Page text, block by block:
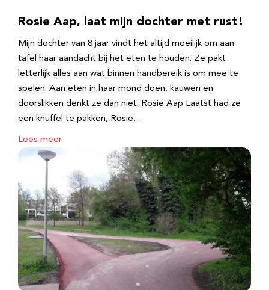
Rosie Aap, laat mijn dochter met rust!
Mijn dochter van 8 jaar vindt het altijd moeilijk om aan
tafel haar aandacht bij het eten te houden. Ze pakt
letterlijk alles aan wat binnen handbereik is om mee te
spelen. Aan eten in haar mond doen, kauwen en
doorslikken denkt ze dan niet. Rosie Aap Laatst had ze
een knuffel te pakken, Rosie…
Lees meer